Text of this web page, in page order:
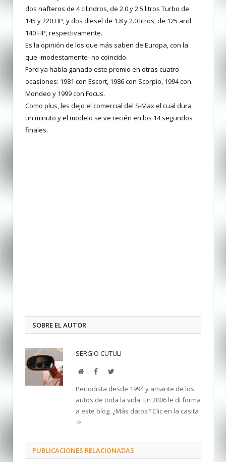
dos nafteros de 4 cilindros, de 2.0 y 2.5 litros Turbo de
145 y 220 HP, y dos diesel de 1.8 y 2.0 litros, de 125 and
140 HP, respectivamente.
Es la opinión de los que más saben de Europa, con la
que -modestamente- no coincido.
Ford ya había ganado este premio en otras cuatro
ocasiones: 1981 con Escort, 1986 con Scorpio, 1994 con
Mondeo y 1999 con Focus.
Como plus, les dejo el comercial del S-Max el cual dura
un minuto y el modelo se ve recién en los 14 segundos
finales.
SOBRE EL AUTOR
SERGIO CUTULI
Web FacebookTwitter
Periodista desde 1994 y amante de los
autos de toda la vida. En 2006 le di forma
a este blog. ¿Más datos? Clic en la casita
->
PUBLICACIONES RELACIONADAS